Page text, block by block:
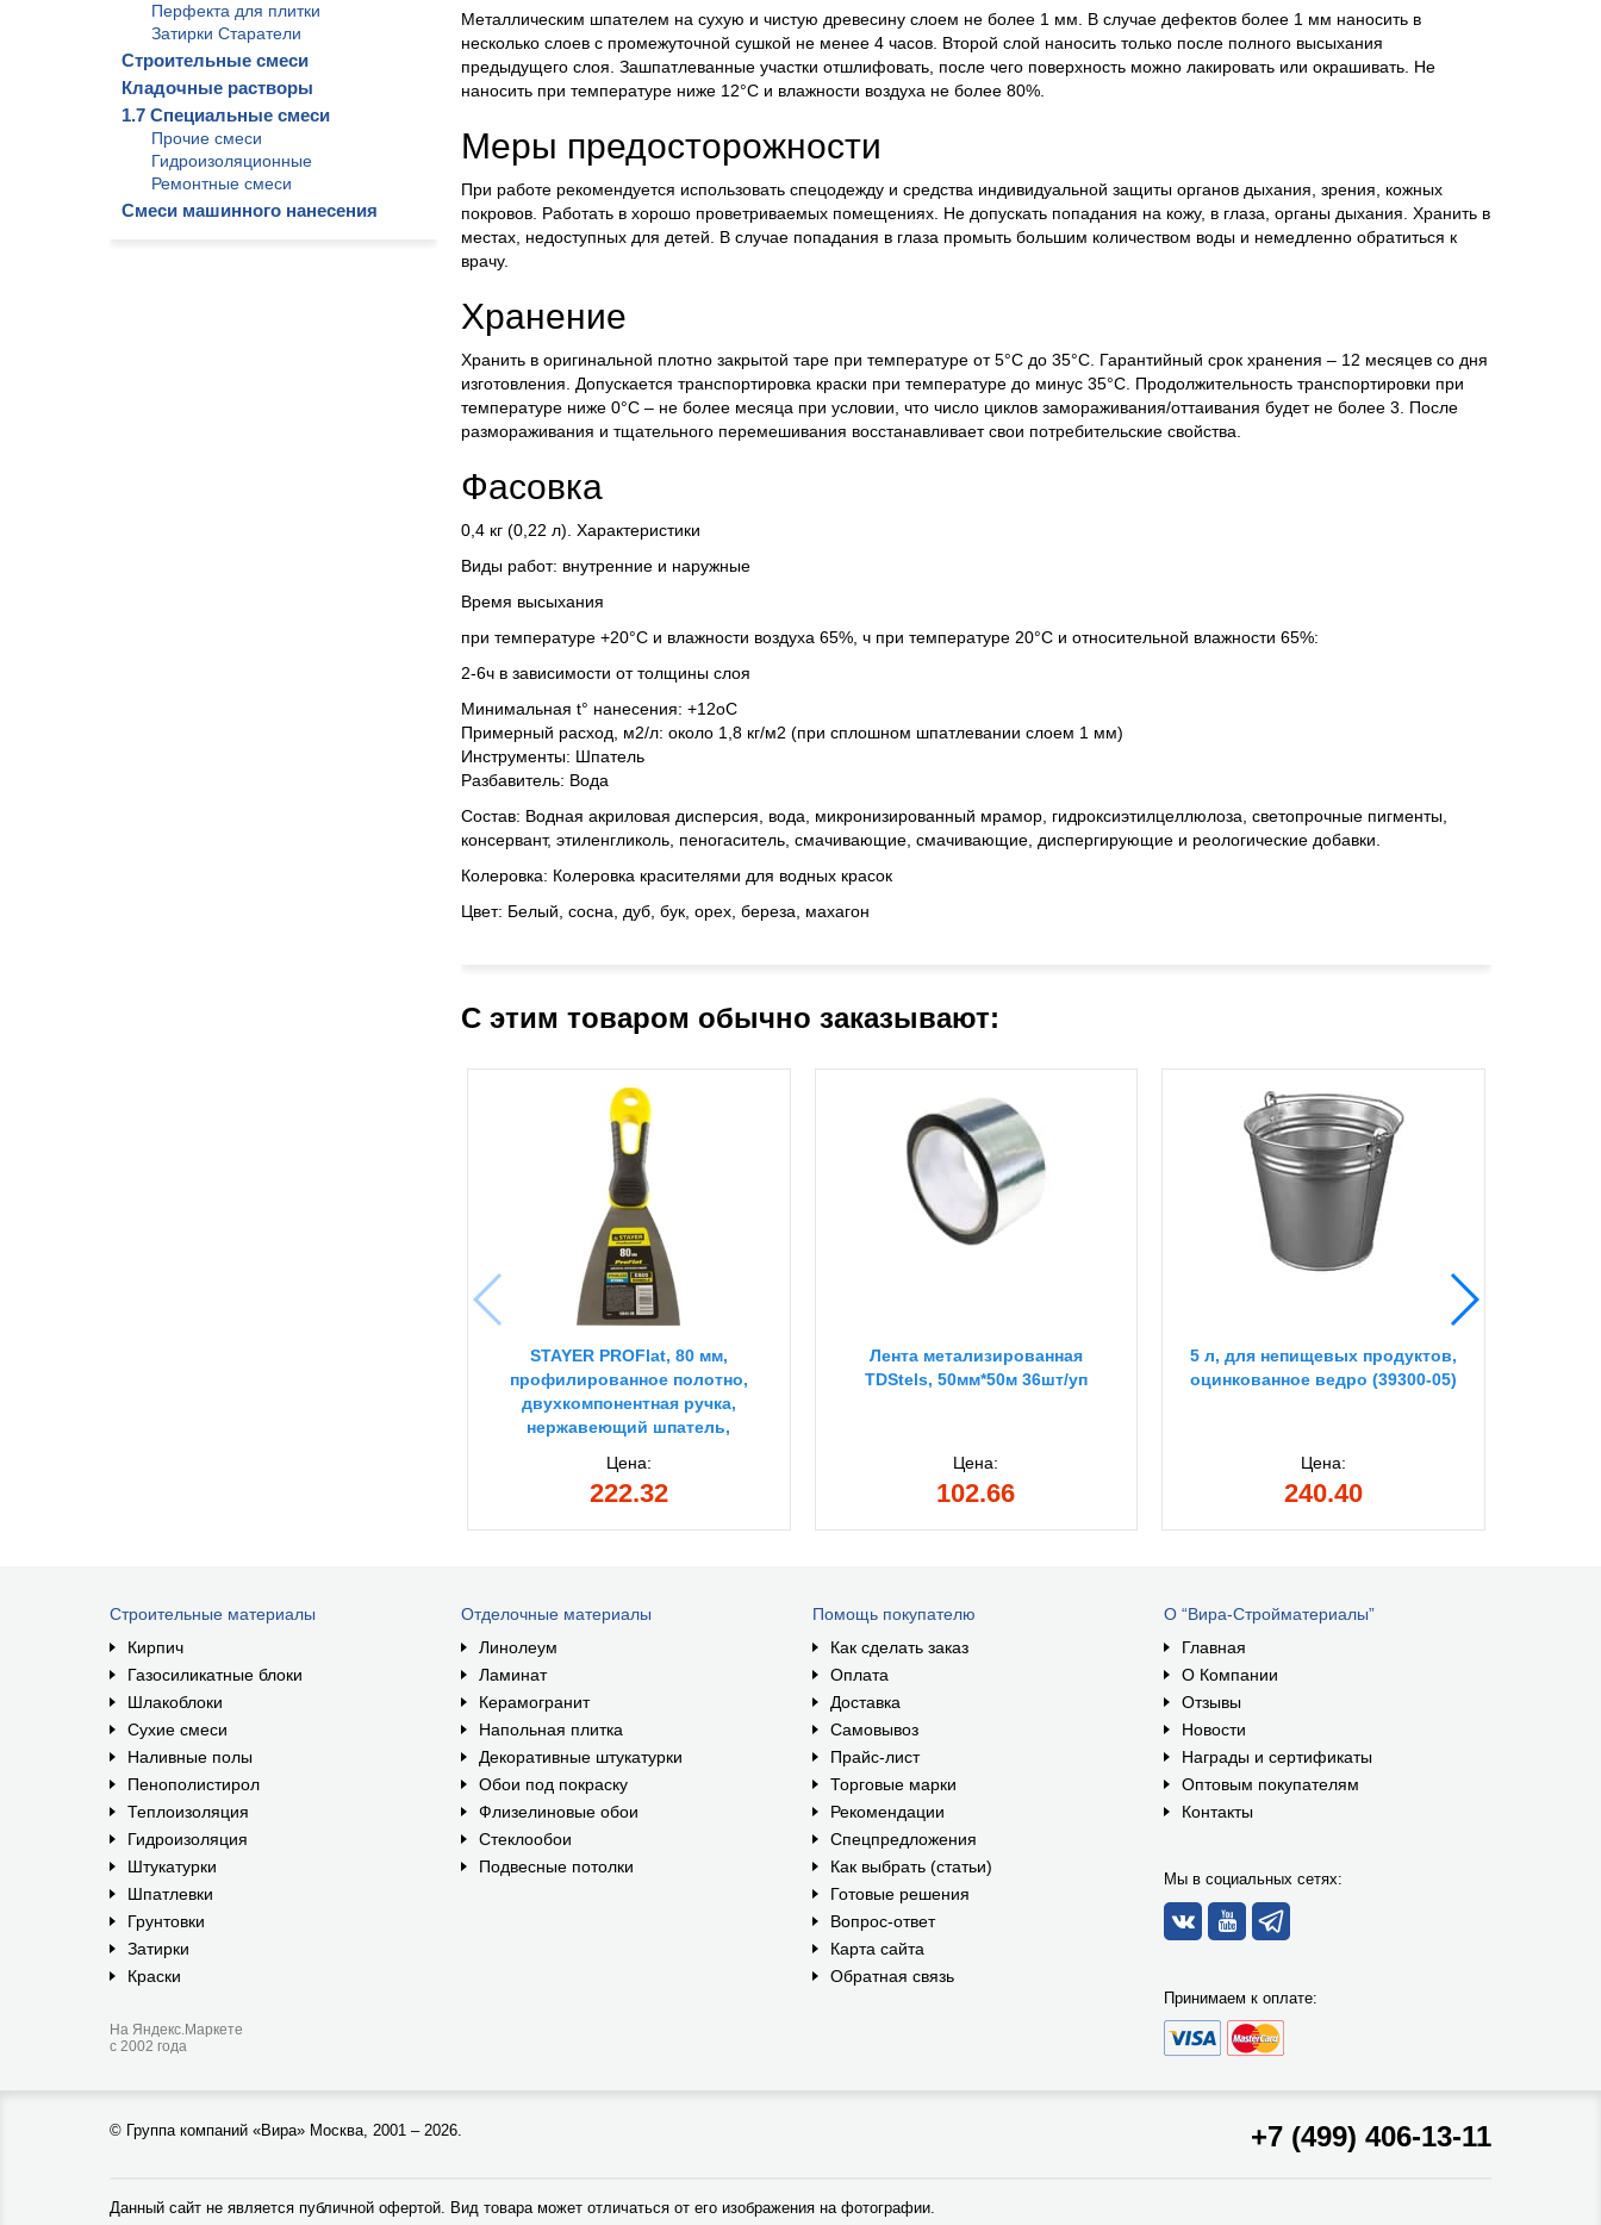
Перфекта для плитки
Затирки Старатели
Строительные смеси
Кладочные растворы
1.7 Специальные смеси
Прочие смеси
Гидроизоляционные
Ремонтные смеси
Смеси машинного нанесения
Металлическим шпателем на сухую и чистую древесину слоем не более 1 мм. В случае дефектов более 1 мм наносить в
несколько слоев с промежуточной сушкой не менее 4 часов. Второй слой наносить только после полного высыхания
предыдущего слоя. Зашпатлеванные участки отшлифовать, после чего поверхность можно лакировать или окрашивать. Не
наносить при температуре ниже 12°С и влажности воздуха не более 80%.
Меры предосторожности
При работе рекомендуется использовать спецодежду и средства индивидуальной защиты органов дыхания, зрения, кожных
покровов. Работать в хорошо проветриваемых помещениях. Не допускать попадания на кожу, в глаза, органы дыхания. Хранить в
местах, недоступных для детей. В случае попадания в глаза промыть большим количеством воды и немедленно обратиться к
врачу.
Хранение
Хранить в оригинальной плотно закрытой таре при температуре от 5°С до 35°С. Гарантийный срок хранения – 12 месяцев со дня
изготовления. Допускается транспортировка краски при температуре до минус 35°С. Продолжительность транспортировки при
температуре ниже 0°С – не более месяца при условии, что число циклов замораживания/оттаивания будет не более 3. После
размораживания и тщательного перемешивания восстанавливает свои потребительские свойства.
Фасовка
0,4 кг (0,22 л). Характеристики
Виды работ: внутренние и наружные
Время высыхания
при температуре +20°С и влажности воздуха 65%, ч при температуре 20°С и относительной влажности 65%:
2-6ч в зависимости от толщины слоя
Минимальная t° нанесения: +12оС
Примерный расход, м2/л: около 1,8 кг/м2 (при сплошном шпатлевании слоем 1 мм)
Инструменты: Шпатель
Разбавитель: Вода
Состав: Водная акриловая дисперсия, вода, микронизированный мрамор, гидроксиэтилцеллюлоза, светопрочные пигменты,
консервант, этиленгликоль, пеногаситель, смачивающие, смачивающие, диспергирующие и реологические добавки.
Колеровка: Колеровка красителями для водных красок
Цвет: Белый, сосна, дуб, бук, орех, береза, махагон
С этим товаром обычно заказывают:
STAYER PROFlat, 80 мм,
профилированное полотно,
двухкомпонентная ручка,
нержавеющий шпатель,
Цена:
222.32
Лента метализированная
TDStels, 50мм*50м 36шт/уп
Цена:
102.66
5 л, для непищевых продуктов,
оцинкованное ведро (39300-05)
Цена:
240.40
Строительные материалы
Кирпич
Газосиликатные блоки
Шлакоблоки
Сухие смеси
Наливные полы
Пенополистирол
Теплоизоляция
Гидроизоляция
Штукатурки
Шпатлевки
Грунтовки
Затирки
Краски
На Яндекс.Маркете
с 2002 года
Отделочные материалы
Линолеум
Ламинат
Керамогранит
Напольная плитка
Декоративные штукатурки
Обои под покраску
Флизелиновые обои
Стеклообои
Подвесные потолки
Помощь покупателю
Как сделать заказ
Оплата
Доставка
Самовывоз
Прайс-лист
Торговые марки
Рекомендации
Спецпредложения
Как выбрать (статьи)
Готовые решения
Вопрос-ответ
Карта сайта
Обратная связь
О “Вира-Стройматериалы”
Главная
О Компании
Отзывы
Новости
Награды и сертификаты
Оптовым покупателям
Контакты
Мы в социальных сетях:
Принимаем к оплате:
© Группа компаний «Вира» Москва, 2001 – 2026. +7 (499) 406-13-11
Данный сайт не является публичной офертой. Вид товара может отличаться от его изображения на фотографии.